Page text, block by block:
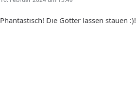
Phantastisch! Die Götter lassen stauen :)!